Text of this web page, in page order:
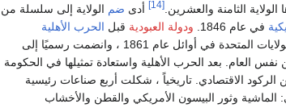
[14] أدى ضم الولاية إلى سلسلة من
في عام 1846. ودولة العبودية قبل الحرب الأهلية
أوائل عام 1861 ، وانضمت رسميًا إلى
نفس العام. بعد الحرب الأهلية واستعادة تمثيلها في الحكومة
الاقتصادي. تاريخياً ، شكلت أربع صناعات رئيسية
الماشية وثور البيسون الأمريكي والقطن والأخشاب